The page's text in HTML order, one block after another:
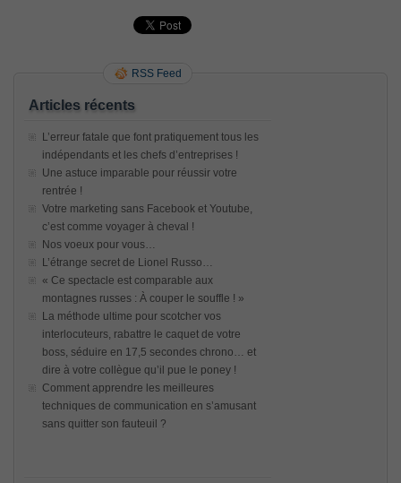
RSS Feed
Articles récents
L’erreur fatale que font pratiquement tous les
indépendants et les chefs d’entreprises !
Une astuce imparable pour réussir votre
rentrée !
Votre marketing sans Facebook et Youtube,
c’est comme voyager à cheval !
Nos voeux pour vous…
L’étrange secret de Lionel Russo…
« Ce spectacle est comparable aux
montagnes russes : À couper le souffle ! »
La méthode ultime pour scotcher vos
interlocuteurs, rabattre le caquet de votre
boss, séduire en 17,5 secondes chrono… et
dire à votre collègue qu’il pue le poney !
Comment apprendre les meilleures
techniques de communication en s’amusant
sans quitter son fauteuil ?